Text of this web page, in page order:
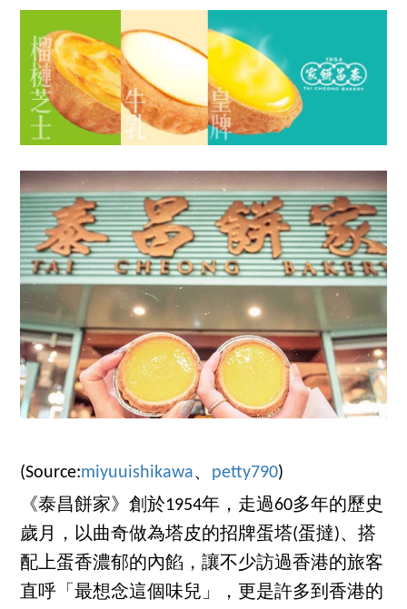
(Source:miyuuishikawa、 petty790)
《泰昌餅家》創於1954年，走過60多年的歷史
歲月，以曲奇做為塔皮的招牌蛋塔(蛋撻)、搭
配上蛋香濃郁的內餡，讓不少訪過香港的旅客
直呼「最想念這個味兒」，更是許多到香港的